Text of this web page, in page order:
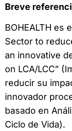
Breve
BOHEALTH es
Sector to
an innovative
on LCA/LCC”
reducir su
innovador
basado en
Ciclo de Vida).